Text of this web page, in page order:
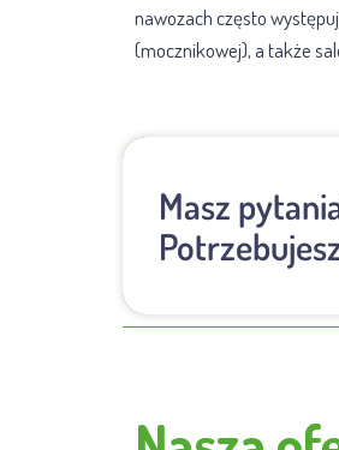
nawozach często
(mocznikowej), a także
Masz